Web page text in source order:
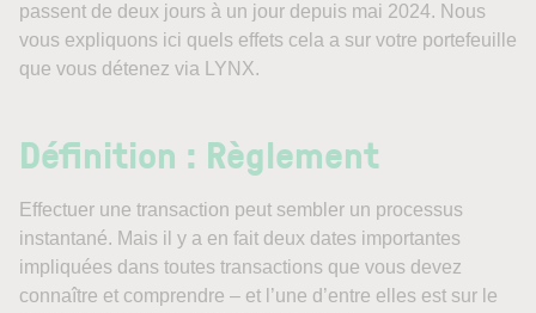
passent de deux jours à un jour depuis mai 2024. Nous
vous expliquons ici quels effets cela a sur votre portefeuille
que vous détenez via LYNX.
Définition : Règlement
Effectuer une transaction peut sembler un processus
instantané. Mais il y a en fait deux dates importantes
impliquées dans toutes transactions que vous devez
connaître et comprendre – et l’une d’entre elles est sur le